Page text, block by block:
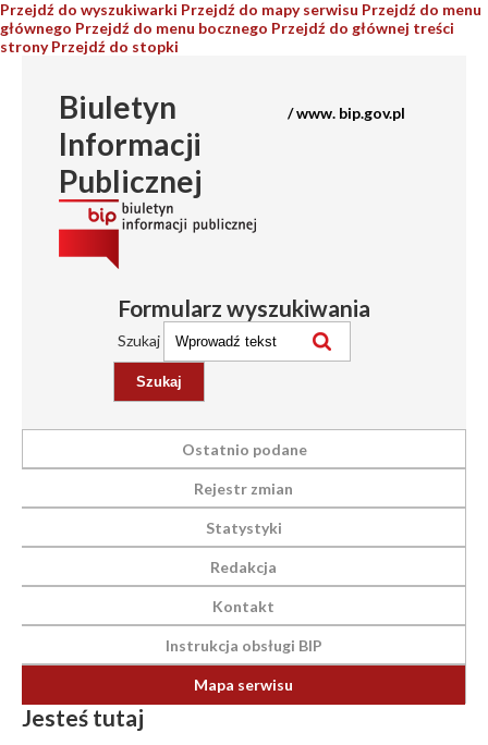
Przejdź do wyszukiwarki Przejdź do mapy serwisu Przejdź do menu
głównego Przejdź do menu bocznego Przejdź do głównej treści
strony Przejdź do stopki
Biuletyn
Informacji
Publicznej
/ www. bip.gov.pl
Formularz wyszukiwania
Szukaj
Ostatnio podane
Rejestr zmian
Statystyki
Redakcja
Kontakt
Instrukcja obsługi BIP
Mapa serwisu
Jesteś tutaj